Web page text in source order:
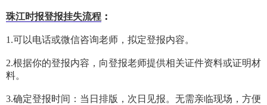
珠江时报登报挂失流程 ：
1.可以电话或微信咨询老师，拟定登报内容。
2.根据你的登报内容，向登报老师提供相关证件资料或证明材
料。
3.确定登报时间：当日排版，次日见报。无需亲临现场，方便